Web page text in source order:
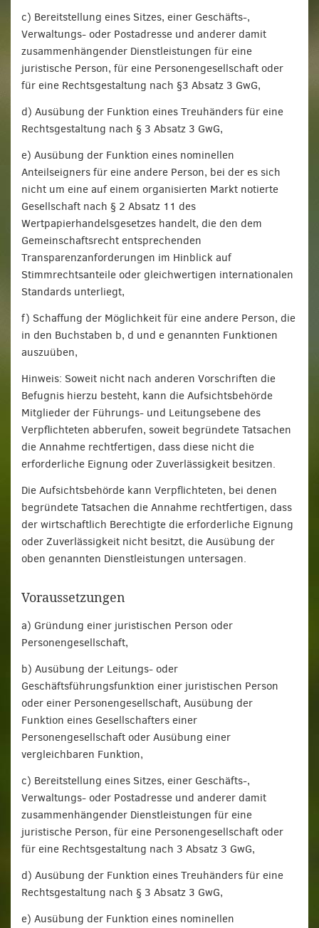
c) Bereitstellung eines Sitzes, einer Geschäfts-,
Verwaltungs- oder Postadresse und anderer damit
zusammenhängender Dienstleistungen für eine
juristische Person, für eine Personengesellschaft oder
für eine Rechtsgestaltung nach §3 Absatz 3 GwG,
d) Ausübung der Funktion eines Treuhänders für eine
Rechtsgestaltung nach § 3 Absatz 3 GwG,
e) Ausübung der Funktion eines nominellen
Anteilseigners für eine andere Person, bei der es sich
nicht um eine auf einem organisierten Markt notierte
Gesellschaft nach § 2 Absatz 11 des
Wertpapierhandelsgesetzes handelt, die den dem
Gemeinschaftsrecht entsprechenden
Transparenzanforderungen im Hinblick auf
Stimmrechtsanteile oder gleichwertigen internationalen
Standards unterliegt,
f) Schaffung der Möglichkeit für eine andere Person, die
in den Buchstaben b, d und e genannten Funktionen
auszuüben,
Hinweis: Soweit nicht nach anderen Vorschriften die
Befugnis hierzu besteht, kann die Aufsichtsbehörde
Mitglieder der Führungs- und Leitungsebene des
Verpflichteten abberufen, soweit begründete Tatsachen
die Annahme rechtfertigen, dass diese nicht die
erforderliche Eignung oder Zuverlässigkeit besitzen.
Die Aufsichtsbehörde kann Verpflichteten, bei denen
begründete Tatsachen die Annahme rechtfertigen, dass
der wirtschaftlich Berechtigte die erforderliche Eignung
oder Zuverlässigkeit nicht besitzt, die Ausübung der
oben genannten Dienstleistungen untersagen.
Voraussetzungen
a) Gründung einer juristischen Person oder
Personengesellschaft,
b) Ausübung der Leitungs- oder
Geschäftsführungsfunktion einer juristischen Person
oder einer Personengesellschaft, Ausübung der
Funktion eines Gesellschafters einer
Personengesellschaft oder Ausübung einer
vergleichbaren Funktion,
c) Bereitstellung eines Sitzes, einer Geschäfts-,
Verwaltungs- oder Postadresse und anderer damit
zusammenhängender Dienstleistungen für eine
juristische Person, für eine Personengesellschaft oder
für eine Rechtsgestaltung nach 3 Absatz 3 GwG,
d) Ausübung der Funktion eines Treuhänders für eine
Rechtsgestaltung nach § 3 Absatz 3 GwG,
e) Ausübung der Funktion eines nominellen